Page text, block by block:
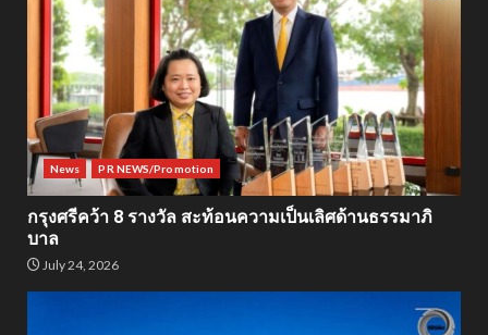
News PR NEWS/Promotion
กรุงศรีคว้า 8 รางวัล สะท้อนความเป็นเลิศด้านธรรมาภิ
บาล
July 24, 2026